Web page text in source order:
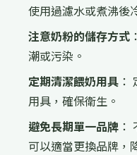
使用過濾水或煮沸後
注意奶粉的儲存方式
潮或污染。
定期清潔餵奶用具
用具，確保衛生。
避免長期單一品牌
可以適當更換品牌，